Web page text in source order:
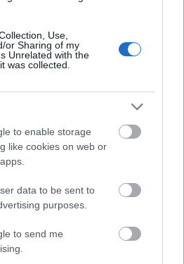
Use,
or Sharing of my
Unrelated with the
was collected.
to enable storage
like cookies on web or
data to be sent to
purposes.
to send me
kapott a Pew Research
támogatottságáról